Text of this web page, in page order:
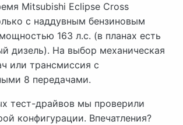
Mitsubishi Eclipse Cross
с наддувным бензиновым
163 л.с. (в планах есть
дизель). На выбор механическая
или трансмиссия с
8 передачами.
тест-драйвов мы проверили
конфигурации. Впечатления?